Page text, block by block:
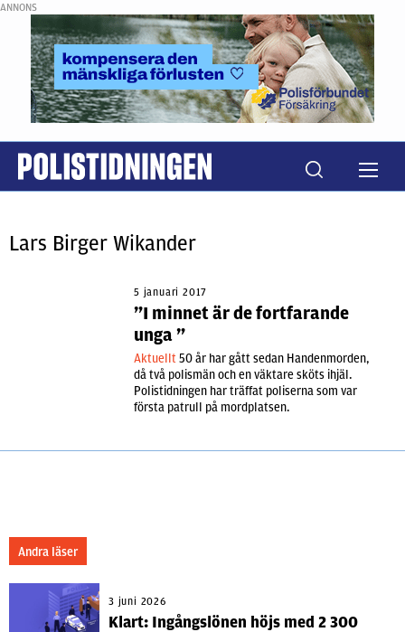
ANNONS
Lars Birger Wikander
5 januari 2017
”I minnet är de fortfarande
unga ”
Aktuellt 50 år har gått sedan Handenmorden,
då två polismän och en väktare sköts ihjäl.
Polistidningen har träffat poliserna som var
första patrull på mordplatsen.
Andra läser
3 juni 2026
Klart: Ingångslönen höjs med 2 300